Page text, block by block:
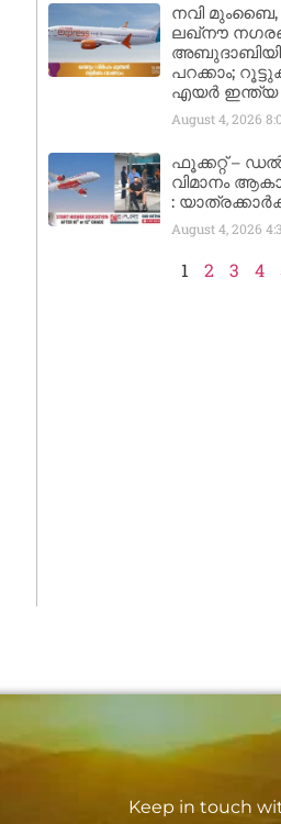
നവി
ലഖ്നൗ
അബുദാബിയിൽ
പറക്കാം;
എയർ
August 4, 2026
ഫൂക്കറ്റ് –
വിമാനം
:
August 4, 2026
1 2 3 4
Keep in touch